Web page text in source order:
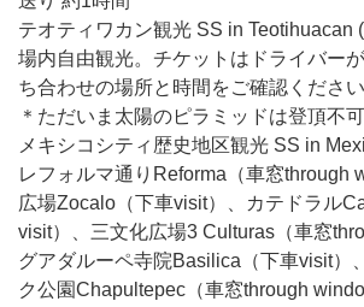
テオティワカン観光 SS in Teotihuacan
場内自由観光。チケットはドライバー
ち合わせの場所と時間をご確認ください
＊ただいま太陽のピラミッドは登頂不可
メキシコシティ歴史地区観光 SS in
レフォルマ通りReforma（車窓through
広場Zocalo（下車visit）、カテドラル
visit）、三文化広場3 Culturas（車窓
グアダルーペ寺院Basilica（下車visit）
ク公園Chapultepec（車窓through